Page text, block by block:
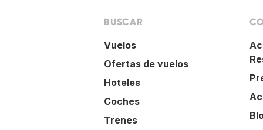
BUSCAR
Vuelos
Ofertas de vuelos
Hoteles
Coches
Trenes